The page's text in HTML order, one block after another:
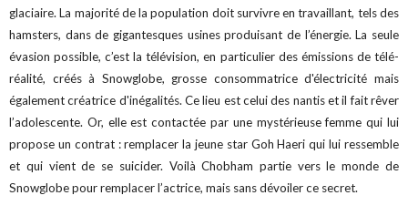
glaciaire. La majorité de la population doit survivre en travaillant, tels des
hamsters, dans de gigantesques usines produisant de l’énergie. La seule
évasion possible, c’est la télévision, en particulier des émissions de télé-
réalité, créés à Snowglobe, grosse consommatrice d'électricité mais
également créatrice d'inégalités. Ce lieu est celui des nantis et il fait rêver
l’adolescente. Or, elle est contactée par une mystérieuse femme qui lui
propose un contrat : remplacer la jeune star Goh Haeri qui lui ressemble
et qui vient de se suicider. Voilà Chobham partie vers le monde de
Snowglobe pour remplacer l’actrice, mais sans dévoiler ce secret.